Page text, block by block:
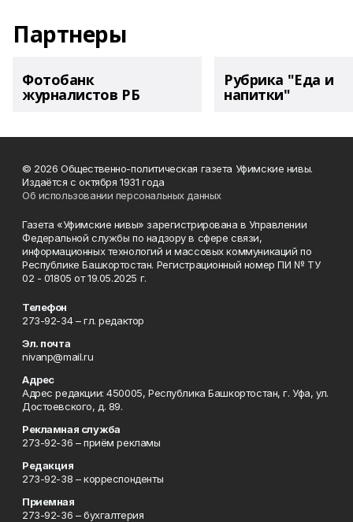
Партнеры
Фотобанк
журналистов РБ
Рубрика "Еда и
напитки"
© 2026 Общественно-политическая газета Уфимские нивы.
Издаётся с октября 1931 года
Об использовании персональных данных
Газета «Уфимские нивы» зарегистрирована в Управлении
Федеральной службы по надзору в сфере связи,
информационных технологий и массовых коммуникаций по
Республике Башкортостан. Регистрационный номер ПИ № ТУ
02 - 01805 от 19.05.2025 г.
Телефон
273-92-34 – гл. редактор
Эл. почта
nivanp@mail.ru
Адрес
Адрес редакции: 450005, Республика Башкортостан, г. Уфа, ул.
Достоевского, д. 89.
Рекламная служба
273-92-36 – приём рекламы
Редакция
273-92-38 – корреспонденты
Приемная
273-92-36 – бухгалтерия